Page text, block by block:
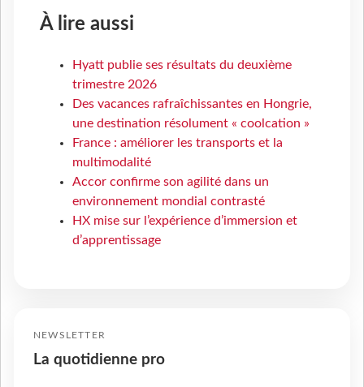
À lire aussi
Hyatt publie ses résultats du deuxième
trimestre 2026
Des vacances rafraîchissantes en Hongrie,
une destination résolument « coolcation »
France : améliorer les transports et la
multimodalité
Accor confirme son agilité dans un
environnement mondial contrasté
HX mise sur l’expérience d’immersion et
d’apprentissage
NEWSLETTER
La quotidienne pro